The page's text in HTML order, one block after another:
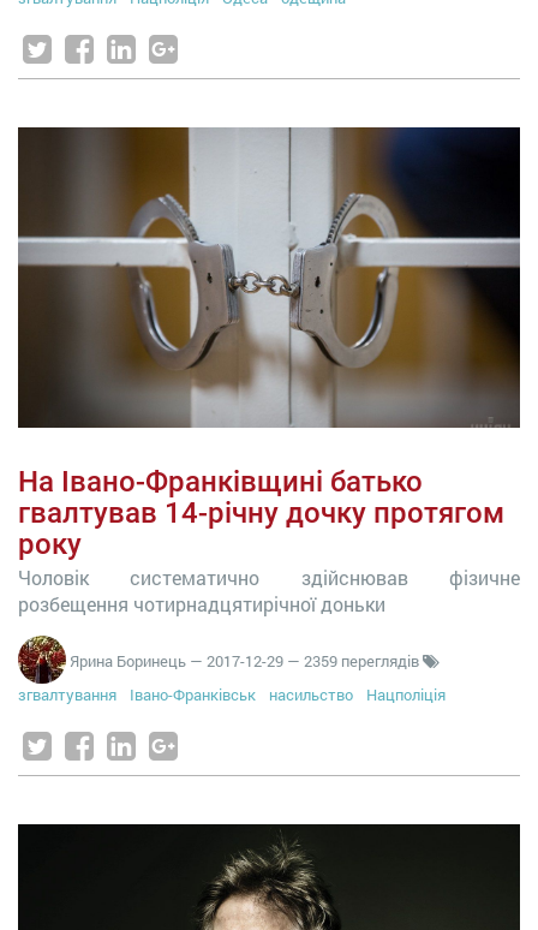
На Івано-Франківщині батько
гвалтував 14-річну дочку протягом
року
Чоловік систематично здійснював фізичне
розбещення чотирнадцятирічної доньки
Ярина Боринець — 2017-12-29 — 2359 переглядів
згвалтування
Івано-Франківськ насильство Нацполіція